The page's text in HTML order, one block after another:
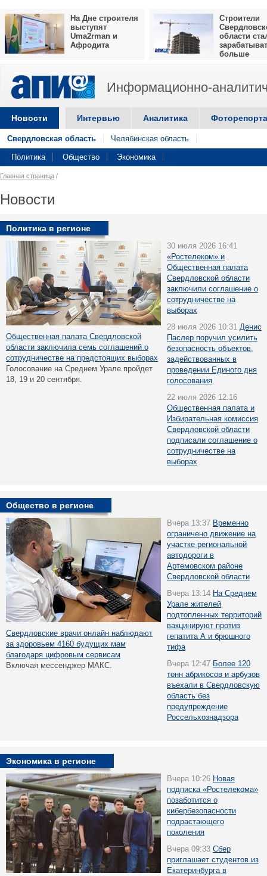
На Дне строителя
выступят
Uma2rman и
Афродита
Строители
области
больше
Информационно-
Новости Интервью Аналитика
Свердловская область Челябинская область
Политика Общество Экономика
Главная страница /
Новости
Политика в регионе
Общественная палата Свердловской
области заключила семь соглашений о
сотрудничестве на предстоящих выборах
Голосование на Среднем Урале пройдет
18, 19 и 20 сентября.
30 июля 2026 16:41
«Ростелеком» и
Общественная палата
Свердловской области
заключили соглашение о
сотрудничестве на
выборах
28 июля 2026 10:31 Денис
Паслер поручил усилить
безопасность объектов,
задействованных в
проведении Единого дня
голосования
22 июля 2026 12:16
Общественная палата и
Избирательная комиссия
Свердловской области
подписали соглашение о
сотрудничестве на
выборах
Общество в регионе
Свердловские врачи онлайн наблюдают
за здоровьем 4160 будущих мам
благодаря цифровым сервисам
Включая мессенджер МАКС.
Вчера 13:37 Временно
ограничено движение на
участке региональной
автодороги в
Артемовском районе
Свердловской области
Вчера 13:14 На Среднем
Урале жителей
подтопленных территорий
вакцинируют против
гепатита А и брюшного
тифа
Вчера 12:47 Более 120
тонн абрикосов и арбузов
въехали в Свердловскую
область без
предупреждение
Россельхознадзора
Экономика в регионе
Вчера 10:26 Новая
подписка «Ростелекома»
позаботится о
кибербезопасности
подрастающего
поколения
Вчера 09:33 Сбер
приглашает студентов из
Екатеринбурга в